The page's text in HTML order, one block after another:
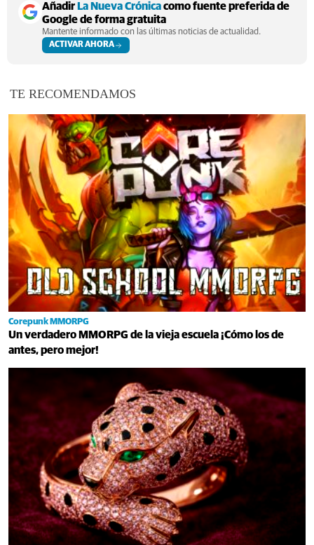
Añadir La Nueva Crónicacomo fuente preferida de
Google de forma gratuita
Mantente informado con las últimas noticias de actualidad.
ACTIVAR AHORA
TE RECOMENDAMOS
Corepunk MMORPG
Un verdadero MMORPG de la vieja escuela ¡Cómo los de
antes, pero mejor!